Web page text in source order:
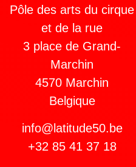
Pôle des arts du cirque
et de la rue
3 place de Grand-
Marchin
4570 Marchin
Belgique
info@latitude50.be
+32 85 41 37 18